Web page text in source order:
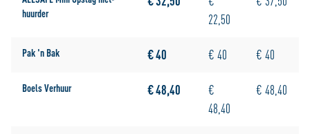
huurder
22,50
Pak 'n Bak € 40 € 40 € 40
Boels Verhuur € 48,40
€
48,40
€ 48,40